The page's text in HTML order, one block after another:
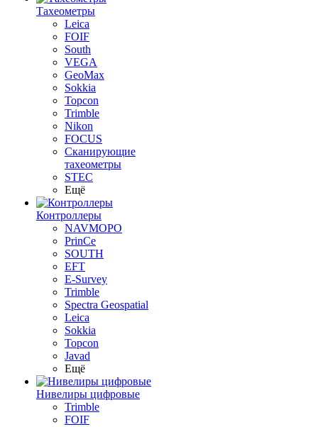
Тахеометры
Leica
FOIF
South
VEGA
GeoMax
Sokkia
Topcon
Trimble
Nikon
FOCUS
Сканирующие
тахеометры
STEC
Ещё
Контроллеры
NAVMOPO
PrinCe
SOUTH
EFT
E-Survey
Trimble
Spectra Geospatial
Leica
Sokkia
Topcon
Javad
Ещё
Нивелиры цифровые
Trimble
FOIF